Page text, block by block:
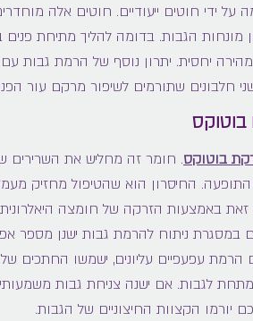
על ידי חוטים ייעודיים. חוטים אלה
הגבות. בדומה להליך מתיחת פנים
יחסית. יתרון נוסף של הרמת גבות
חלבונים שתורמים לשיפור מרקם עור
בוטוקס. חומר זה מחליש את השרירים
החיסרון הוא שהטיפול מחזיק
זאת באמצעות הזרקה של חומצה
במסגרת ניתוח להרמת גבות ישנן מספר
עפעפיים עליונים, ישמשו החתכים
לגבות. אם ישנה צניחת גבות
יורמו הקצוות החיצוניים של הגבות.